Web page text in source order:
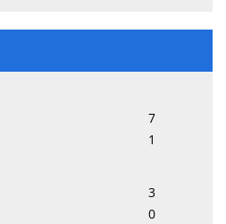
7
1
3
0